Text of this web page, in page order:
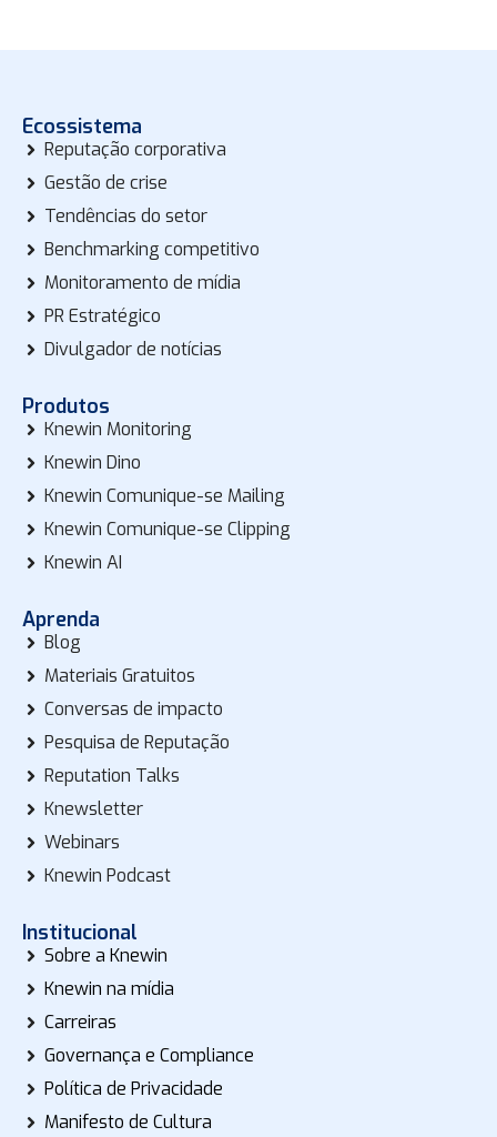
Ecossistema
Reputação corporativa
Gestão de crise
Tendências do setor
Benchmarking competitivo
Monitoramento de mídia
PR Estratégico
Divulgador de notícias
Produtos
Knewin Monitoring
Knewin Dino
Knewin Comunique-se Mailing
Knewin Comunique-se Clipping
Knewin AI
Aprenda
Blog
Materiais Gratuitos
Conversas de impacto
Pesquisa de Reputação
Reputation Talks
Knewsletter
Webinars
Knewin Podcast
Institucional
Sobre a Knewin
Knewin na mídia
Carreiras
Governança e Compliance
Política de Privacidade
Manifesto de Cultura